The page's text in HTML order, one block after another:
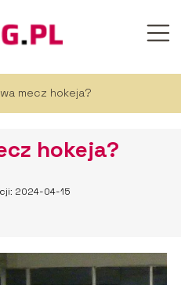
mecz hokeja?
hokeja?
2024-04-15